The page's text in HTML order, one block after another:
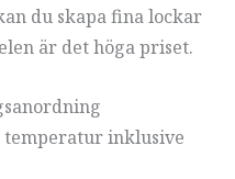
du skapa fina lockar
är det höga priset.
inklusive